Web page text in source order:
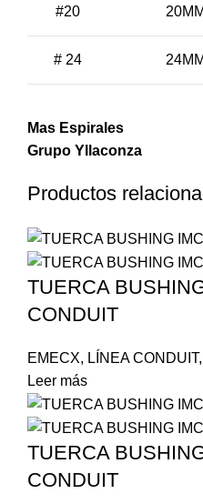
#20 20MM
# 24 24MM
Mas Espirales
Grupo Yllaconza
Productos
TUERCA
CONDUIT
EMECX, LÍNEA CONDUIT,
Leer más
TUERCA
CONDUIT